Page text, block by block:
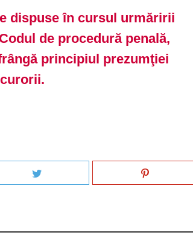
dispuse în cursul urmăririi
de procedură penală,
principiul prezumţiei